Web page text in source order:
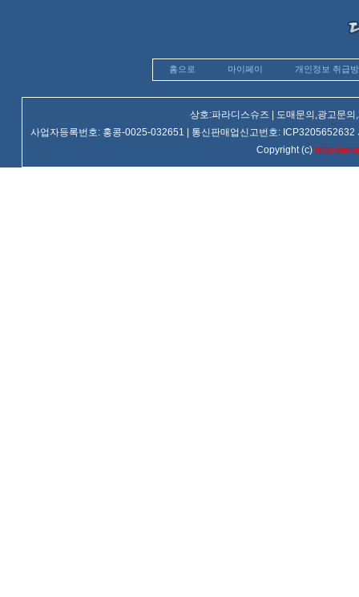
홈으로 마이페이 개인정보 취급
상호:파라디스슈즈 | 도매문의,광고문
사업자등록번호: 홍콩-0025-032651 | 통신판매업신고번호:
Copyright (c) http://